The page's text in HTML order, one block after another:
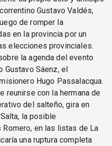
Gustavo Valdés,
de romper la
en la provincia por un
elecciones provinciales.
la agenda del evento
Gustavo Sáenz, el
Hugo Passalacqua.
reunirse con la hermana de
del salteño, gira en
la posible
Romero, en las listas de La
una ruptura completa